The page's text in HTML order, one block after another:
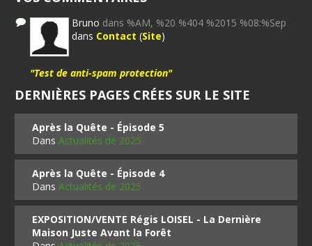
Bruno dans %AM, %20 %404 %2015 %08:%Sep
dans Contact (Site)
"Test de anti-spam protection"
DERNIÈRES PAGES CRÉES SUR LE SITE
Après la Quête - Épisode 5
DansActualités de 2025
Après la Quête - Épisode 4
DansActualités de 2025
EXPOSITION/VENTE Régis LOISEL - La Dernière
Maison Juste Avant la Forêt